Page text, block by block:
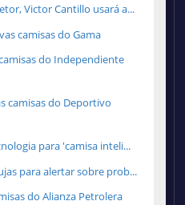
Victor Cantillo usará a...
camisas do Gama
do Independiente
camisas do Deportivo
para 'camisa inteli...
para alertar sobre prob...
do Alianza Petrolera